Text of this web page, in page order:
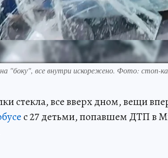
"боку", все внутри искорежено. Фото: стоп-
стекла, все вверх дном, вещи
с 27 детьми, попавшем ДТП в